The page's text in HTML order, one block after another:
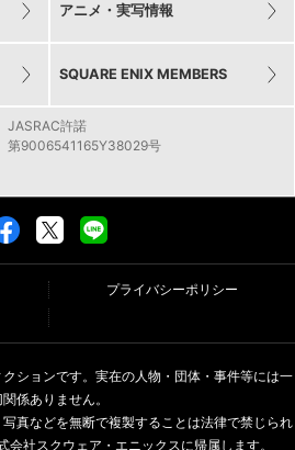
アニメ・実写情報
SQUARE ENIX MEMBERS
JASRAC許諾
第9006541165Y38029号
プライバシーポリシー
ションです。実在の人物・団体・事件等には一
関係ありません。
真などを無断で複製することは法律で禁じられ
会社スクウェア・エニックスに帰属します。